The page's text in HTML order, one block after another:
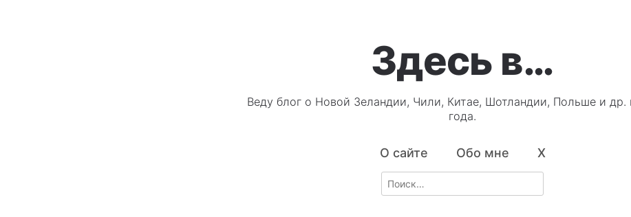
Здесь в…
Веду блог о Новой Зеландии, Чили, Китае, Шотландии, Польше и др.
года.
О сайте Обо мне X
Search
for: